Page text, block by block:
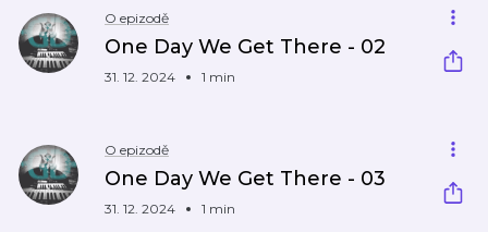
O epizodě
One Day We Get There - 02
31. 12. 2024 1 min
O epizodě
One Day We Get There - 03
31. 12. 2024 1 min